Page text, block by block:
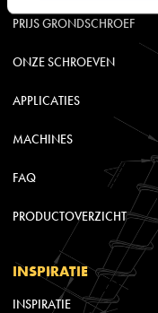
PRIJS GRONDSCHROEF
ONZE SCHROEVEN
APPLICATIES
MACHINES
FAQ
PRODUCTOVERZICHT
INSPIRATIE
INSPIRATIE